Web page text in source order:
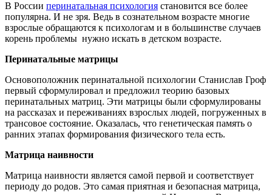
В России перинатальная психология становится все более
популярна. И не зря. Ведь в сознательном возрасте многие
взрослые обращаются к психологам и в большинстве случаев
корень проблемы нужно искать в детском возрасте.
Перинатальные матрицы
Основоположник перинатальной психологии Станислав Гроф
первый сформулировал и предложил теорию базовых
перинатальных матриц. Эти матрицы были сформулированы
на рассказах и переживаниях взрослых людей, погруженных в
трансовое состояние. Оказалась, что генетическая память о
ранних этапах формирования физического тела есть.
Матрица наивности
Матрица наивности является самой первой и соответствует
периоду до родов. Это самая приятная и безопасная матрица,